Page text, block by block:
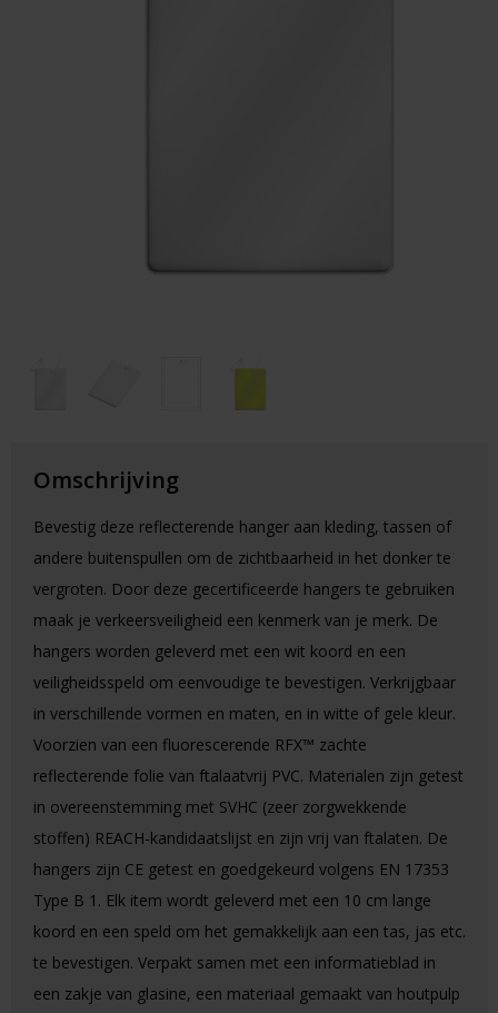
Omschrijving
Bevestig deze reflecterende hanger aan kleding, tassen of
andere buitenspullen om de zichtbaarheid in het donker te
vergroten. Door deze gecertificeerde hangers te gebruiken
maak je verkeersveiligheid een kenmerk van je merk. De
hangers worden geleverd met een wit koord en een
veiligheidsspeld om eenvoudige te bevestigen. Verkrijgbaar
in verschillende vormen en maten, en in witte of gele kleur.
Voorzien van een fluorescerende RFX™ zachte
reflecterende folie van ftalaatvrij PVC. Materialen zijn getest
in overeenstemming met SVHC (zeer zorgwekkende
stoffen) REACH-kandidaatslijst en zijn vrij van ftalaten. De
hangers zijn CE getest en goedgekeurd volgens EN 17353
Type B 1. Elk item wordt geleverd met een 10 cm lange
koord en een speld om het gemakkelijk aan een tas, jas etc.
te bevestigen. Verpakt samen met een informatieblad in
een zakje van glasine, een materiaal gemaakt van houtpulp